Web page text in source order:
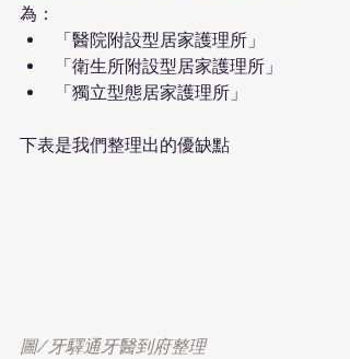
為：
「醫院附設型居家護理所」
「衛生所附設型居家護理所」
「獨立型態居家護理所」
下表是我們整理出的優缺點
圖/牙驛通牙醫到府整理